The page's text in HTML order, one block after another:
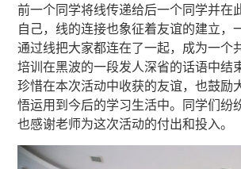
前一个同学将线传递给后一个同学并在
自己，线的连接也象征着友谊的建立，
通过线把大家都连在了一起，成为一个
培训在黑波的一段发人深省的话语中结
珍惜在本次活动中收获的友谊，也鼓励
悟运用到今后的学习生活中。同学们纷
也感谢老师为这次活动的付出和投入。